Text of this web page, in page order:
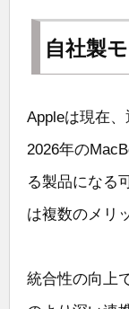
自社製
Appleは現在、
2026年の
る製品になる
は複数のメリ
統合性の向上